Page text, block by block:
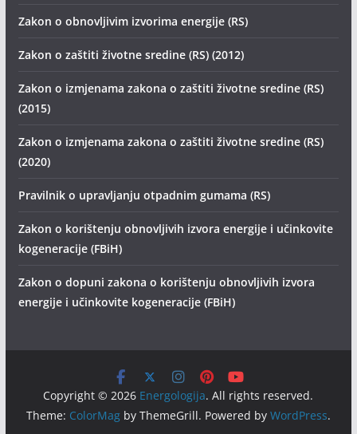
Zakon o obnovljivim izvorima energije (RS)
Zakon o zaštiti životne sredine (RS) (2012)
Zakon o izmjenama zakona o zaštiti životne sredine (RS)
(2015)
Zakon o izmjenama zakona o zaštiti životne sredine (RS)
(2020)
Pravilnik o upravljanju otpadnim gumama (RS)
Zakon o korištenju obnovljivih izvora energije i učinkovite
kogeneracije (FBiH)
Zakon o dopuni zakona o korištenju obnovljivih izvora
energije i učinkovite kogeneracije (FBiH)
Copyright © 2026 Energologija. All rights reserved.
Theme: ColorMagby ThemeGrill. Powered by WordPress.